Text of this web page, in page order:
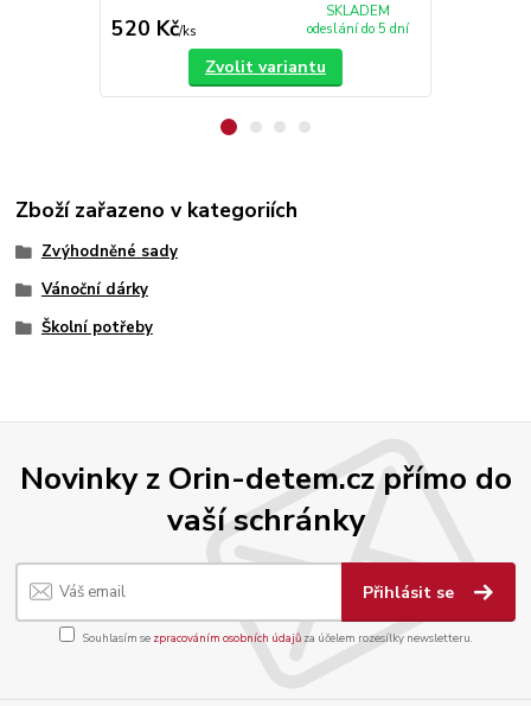
520 Kč/ks
SKLADEM
odeslání do 5 dní
Zvolit variantu
Zboží zařazeno v kategoriích
Zvýhodněné sady
Vánoční dárky
Školní potřeby
Novinky z Orin-detem.cz přímo do
vaší schránky
Přihlásit se
Souhlasím se zpracováním osobních údajůza účelem rozesílky newsletteru.